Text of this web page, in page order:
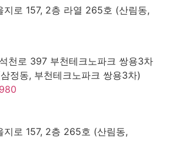
지로 157, 2층 라열 265호 (산림동,
천로 397 부천테크노파크 쌍용3차
정동, 부천테크노파크 쌍용3차)
지로 157, 2층 265호 (산림동,